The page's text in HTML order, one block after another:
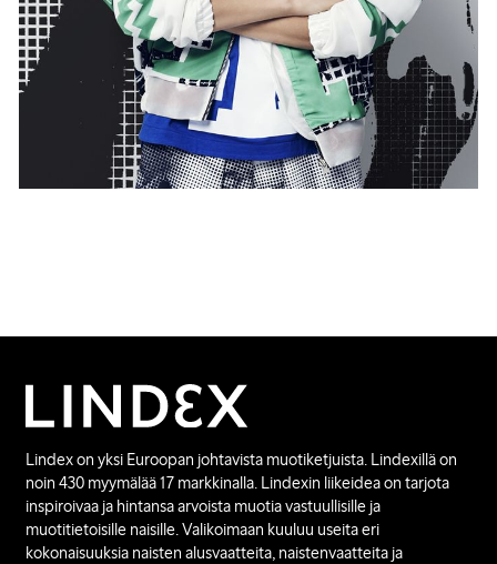
Lindex on yksi Euroopan johtavista muotiketjuista. Lindexillä on
noin 430 myymälää 17 markkinalla. Lindexin liikeidea on tarjota
inspiroivaa ja hintansa arvoista muotia vastuullisille ja
muotitietoisille naisille. Valikoimaan kuuluu useita eri
kokonaisuuksia naisten alusvaatteita, naistenvaatteita ja